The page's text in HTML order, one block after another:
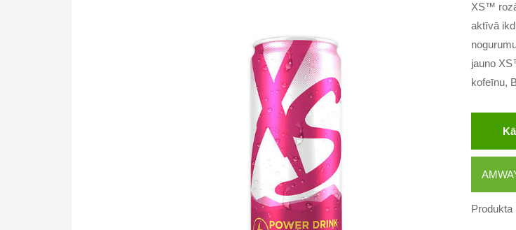
XS™
aktīvā
jauno
kofeīnu,
Produkta